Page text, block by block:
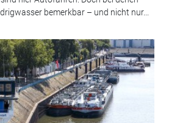
bemerkbar – und nicht nur...